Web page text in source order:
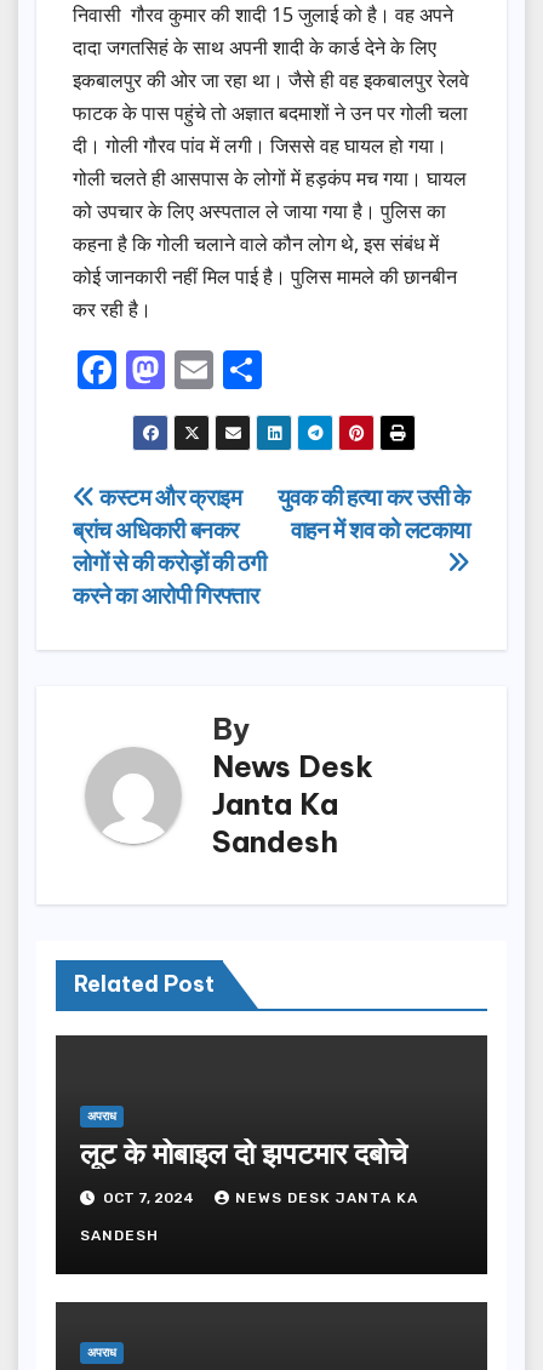
निवासी गौरव कुमार की शादी 15 जुलाई को है। वह अपने
दादा जगतसिहं के साथ अपनी शादी के कार्ड देने के लिए
इकबालपुर की ओर जा रहा था। जैसे ही वह इकबालपुर रेलवे
फाटक के पास पहुंचे तो अज्ञात बदमाशों ने उन पर गोली चला
दी। गोली गौरव पांव में लगी। जिससे वह घायल हो गया।
गोली चलते ही आसपास के लोगों में हड़कंप मच गया। घायल
को उपचार के लिए अस्पताल ले जाया गया है। पुलिस का
कहना है कि गोली चलाने वाले कौन लोग थे, इस संबंध में
कोई जानकारी नहीं मिल पाई है। पुलिस मामले की छानबीन
कर रही है।
F
a
c
e
b
o
o
k
M
a
st
o
d
o
n
E
m
ail
h
ar
e
Post
navigation
युवक की हत्या कर उसी के
वाहन में शव को लटकाया
कस्टम और क्राइम
ब्रांच अधिकारी बनकर
लोगों से की करोड़ों की ठगी
करने का आरोपी गिरफ्तार
By
News Desk
Janta Ka
Sandesh
Related Post
अपराध
लूट के मोबाइल दो झपटमार दबोचे
OCT 7, 2024 NEWS DESK JANTA KA
SANDESH
अपराध